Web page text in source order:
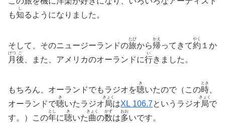
も知
し
るようになりました。
そして、そのニュージーランドの旅
たび
から帰
かえ
ってきて約
やく
１か
月
げつ
後
ご
、また、アメリカのオーランドに行
い
きました。
もちろん、オーランドでもラジオを聴
き
いたので（この時
とき
、
オーランドで聴
き
いたラジオ局
きょく
はXL 106.7というラジオ局
きょく
で
す。）この年
とし
に聴
き
いた曲
きょく
の数
かず
は多
おお
いです。